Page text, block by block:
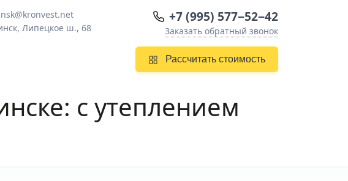
Липецкое ш., 68
+7 (995) 577−52−42
Заказать обратный звонок
Рассчитать стоимость
: с утеплением